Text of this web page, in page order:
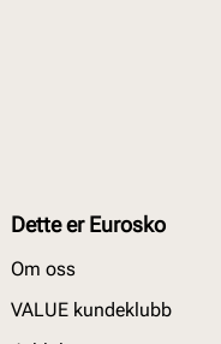
Dette er Eurosko
Om oss
VALUE kundeklubb